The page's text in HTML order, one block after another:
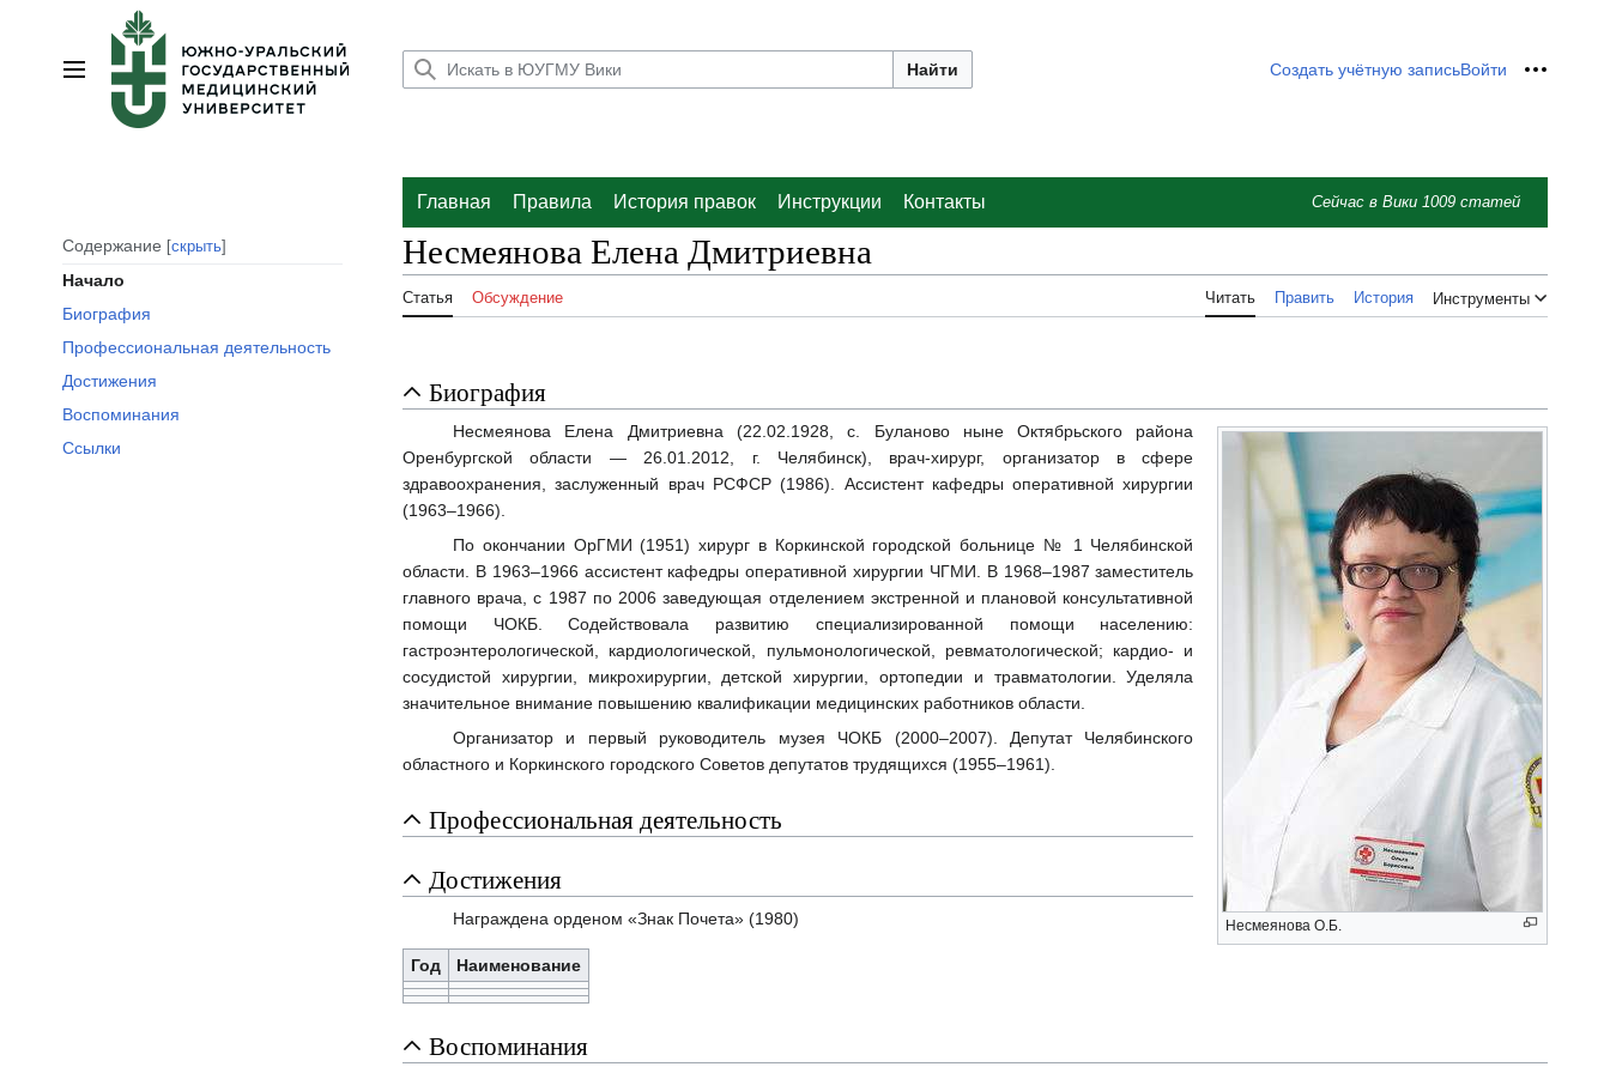
Главное меню
Найти Создать учётную записьВойти
Содержание скрыть
Начало
Биография
Профессиональная деятельность
Достижения
Воспоминания
Ссылки
Главная Правила История правок Инструкции Контакты Сейчас в Вики 1009 статей
Несмеянова Елена Дмитриевна
Статья Обсуждение Читать Править История Инструменты
Биография
Несмеянова О.Б.
Несмеянова Елена Дмитриевна (22.02.1928, с. Буланово ныне Октябрьского района
Оренбургской области — 26.01.2012, г. Челябинск), врач-хирург, организатор в сфере
здравоохранения, заслуженный врач РСФСР (1986). Ассистент кафедры оперативной хирургии
(1963–1966).
По окончании ОрГМИ (1951) хирург в Коркинской городской больнице № 1 Челябинской
области. В 1963–1966 ассистент кафедры оперативной хирургии ЧГМИ. В 1968–1987 заместитель
главного врача, с 1987 по 2006 заведующая отделением экстренной и плановой консультативной
помощи ЧОКБ. Содействовала развитию специализированной помощи населению:
гастроэнтерологической, кардиологической, пульмонологической, ревматологической; кардио- и
сосудистой хирургии, микрохирургии, детской хирургии, ортопедии и травматологии. Уделяла
значительное внимание повышению квалификации медицинских работников области.
Организатор и первый руководитель музея ЧОКБ (2000–2007). Депутат Челябинского
областного и Коркинского городского Советов депутатов трудящихся (1955–1961).
Профессиональная деятельность
Достижения
Награждена орденом «Знак Почета» (1980)
Год Наименование
Воспоминания